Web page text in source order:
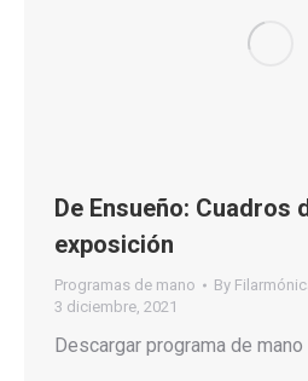
De Ensueño: Cuadros
exposición
Programas de mano By
3 diciembre, 2021
Descargar programa de mano